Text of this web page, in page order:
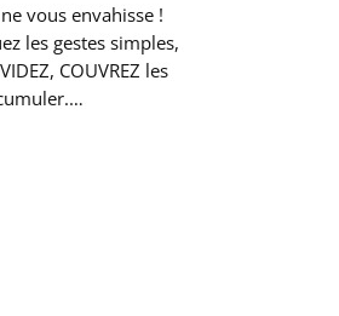
vous envahisse !
les gestes simples,
COUVREZ les